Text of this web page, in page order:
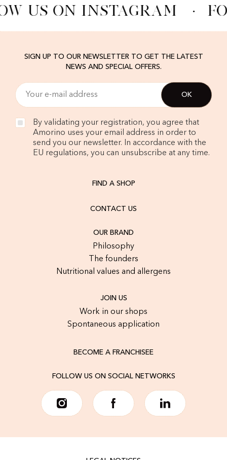
US ON INSTAGRAM ·
SIGN UP TO OUR NEWSLETTER TO GET THE LATEST
NEWS AND SPECIAL OFFERS.
By validating your registration, you agree that
Amorino uses your email address in order to
send you our newsletter. In accordance with the
EU regulations, you can unsubscribe at any time.
FIND A SHOP
CONTACT US
OUR BRAND
Philosophy
The founders
Nutritional values and allergens
JOIN US
Work in our shops
Spontaneous application
BECOME A FRANCHISEE
FOLLOW US ON SOCIAL NETWORKS